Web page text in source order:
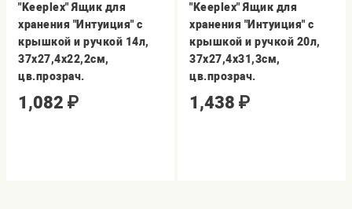
"Keeplex" Ящик для
хранения "Интуиция" с
крышкой и ручкой 14л,
37х27,4х22,2см,
цв.прозрач.
1,082 ₽
"Keeplex" Ящик для
хранения "Интуиция" с
крышкой и ручкой 20л,
37х27,4х31,3см,
цв.прозрач.
1,438 ₽